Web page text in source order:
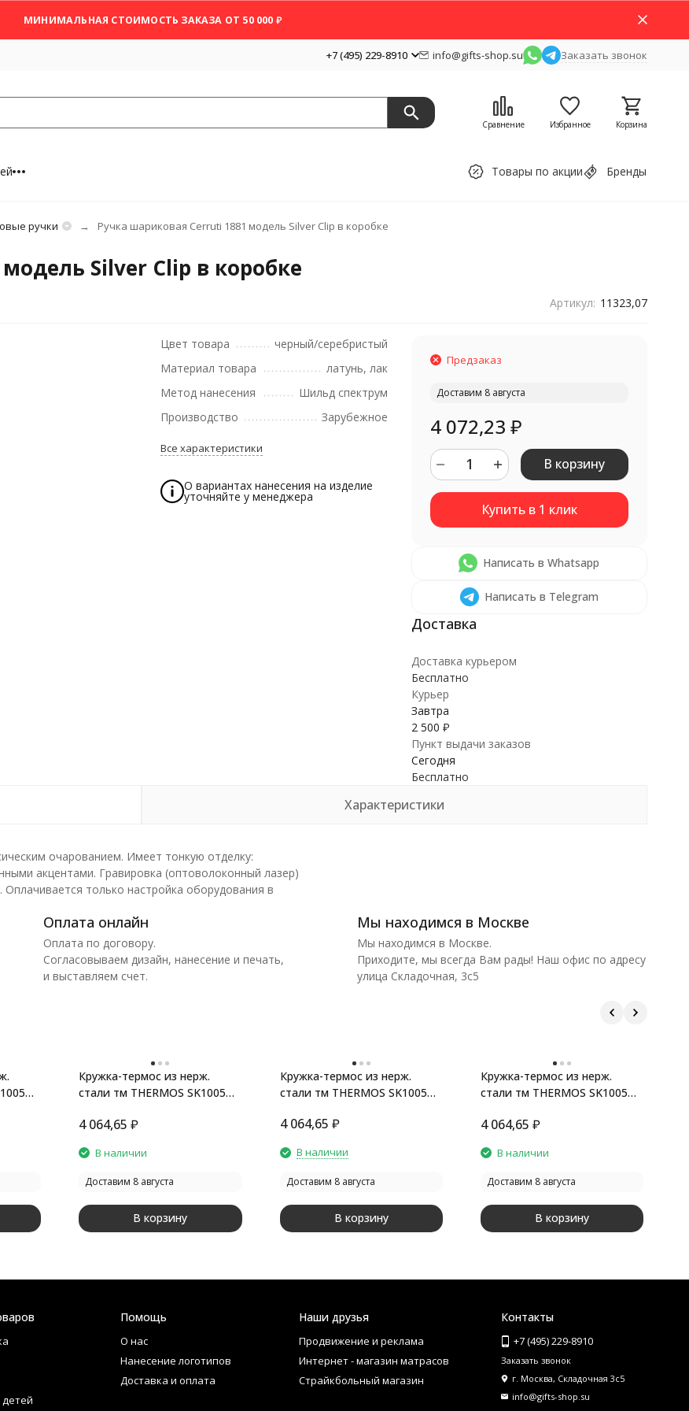
МИНИМАЛЬНАЯ СТОИМОСТЬ ЗАКАЗА ОТ 50 000 ₽
+7 (495) 229-8910 info@gifts-shop.su Заказать звонок
Сравнение Избранное Корзина
Товары по акции Бренды
ручки Ручка шариковая Cerruti 1881 модель Silver Clip в коробке
Silver Clip в коробке
Артикул: 11323,07
Цвет товара
черный/серебристый
Материал товара
латунь, лак
Метод нанесения
Шильд спектрум
Производство
Зарубежное
Все характеристики
О вариантах нанесения на изделие
уточняйте у менеджера
Предзаказ
Доставим 8 августа
4 072,23 ₽
В корзину
Написать в Whatsapp
Написать в Telegram
Доставка курьером
Бесплатно
Курьер
Завтра
2 500 ₽
Пункт выдачи заказов
Сегодня
Бесплатно
Характеристики
очарованием. Имеет тонкую отделку:
акцентами. Гравировка (оптоволоконный лазер)
только настройка оборудования в
Оплата онлайн
Оплата по договору.
Согласовываем дизайн, нанесение и печать,
и выставляем счет.
Мы находимся в Москве
Мы находимся в Москве.
Приходите, мы всегда Вам рады! Наш офис по адресу
улица Складочная, 3с5
Кружка-термос из нерж.
стали тм THERMOS SK1005
4 064,65 ₽
В наличии
Доставим 8 августа
В корзину
Кружка-термос из нерж.
стали тм THERMOS SK1005
4 064,65 ₽
В наличии
Доставим 8 августа
В корзину
Кружка-термос из нерж.
стали тм THERMOS SK1005
4 064,65 ₽
В наличии
Доставим 8 августа
В корзину
Помощь
О нас
Нанесение логотипов
Доставка и оплата
Наши друзья
Продвижение и реклама
Интернет - магазин матрасов
Страйкбольный магазин
Контакты
+7 (495) 229-8910
Заказать звонок
г. Москва, Складочная 3с5
info@gifts-shop.su